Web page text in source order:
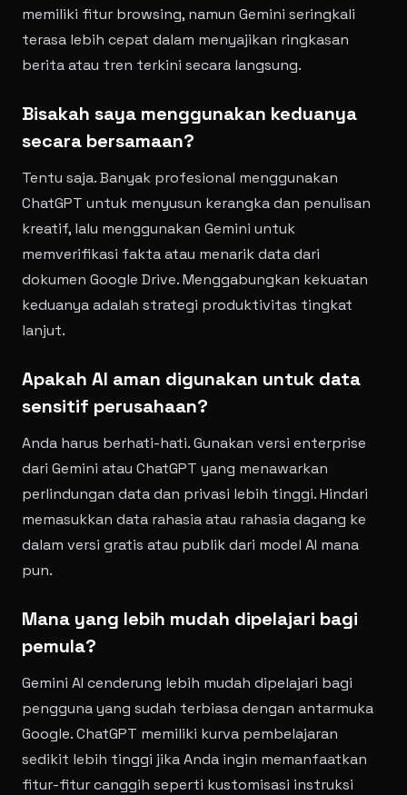
memiliki fitur browsing, namun Gemini seringkali
terasa lebih cepat dalam menyajikan ringkasan
berita atau tren terkini secara langsung.
Bisakah saya menggunakan keduanya
secara bersamaan?
Tentu saja. Banyak profesional menggunakan
ChatGPT untuk menyusun kerangka dan penulisan
kreatif, lalu menggunakan Gemini untuk
memverifikasi fakta atau menarik data dari
dokumen Google Drive. Menggabungkan kekuatan
keduanya adalah strategi produktivitas tingkat
lanjut.
Apakah AI aman digunakan untuk data
sensitif perusahaan?
Anda harus berhati-hati. Gunakan versi enterprise
dari Gemini atau ChatGPT yang menawarkan
perlindungan data dan privasi lebih tinggi. Hindari
memasukkan data rahasia atau rahasia dagang ke
dalam versi gratis atau publik dari model AI mana
pun.
Mana yang lebih mudah dipelajari bagi
pemula?
Gemini AI cenderung lebih mudah dipelajari bagi
pengguna yang sudah terbiasa dengan antarmuka
Google. ChatGPT memiliki kurva pembelajaran
sedikit lebih tinggi jika Anda ingin memanfaatkan
fitur-fitur canggih seperti kustomisasi instruksi